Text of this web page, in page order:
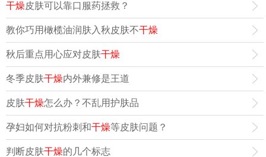
干燥皮肤可以靠口服药拯救？
教你巧用橄榄油润肤入秋皮肤不干燥
秋后重点用心应对皮肤干燥
冬季皮肤干燥内外兼修是王道
皮肤干燥怎么办？不乱用护肤品
孕妇如何对抗粉刺和干燥等皮肤问题？
判断皮肤干燥的几个标志